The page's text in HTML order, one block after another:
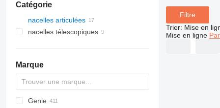
Catégorie
nacelles articulées
nacelles télescopiques
Marque
RM
A-Series
GTBZ
R-series
Genie
Filtre
Trier: Mise en
Mise en ligne